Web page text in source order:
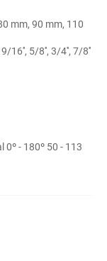
mm, 90 mm, 110
16'', 5/8'', 3/4'', 7/8''
0º - 180º 50 - 113